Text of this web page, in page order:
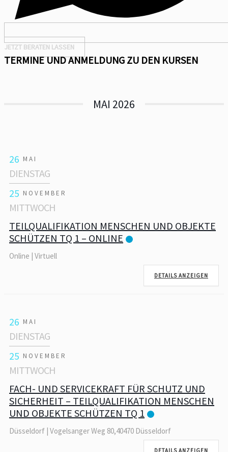
JETZT BERATEN LASSEN
TERMINE UND ANMELDUNG ZU DEN KURSEN
MAI 2026
26 MAI
DIENSTAG
25 NOVEMBER
MITTWOCH
TEILQUALIFIKATION MENSCHEN UND OBJEKTE
SCHÜTZEN TQ 1 – ONLINE
Online | Virtuell
DETAILS ANZEIGEN
26 MAI
DIENSTAG
25 NOVEMBER
MITTWOCH
FACH- UND SERVICEKRAFT FÜR SCHUTZ UND
SICHERHEIT – TEILQUALIFIKATION MENSCHEN
UND OBJEKTE SCHÜTZEN TQ 1
Düsseldorf | Vogelsanger Weg 80,40470 Düsseldorf